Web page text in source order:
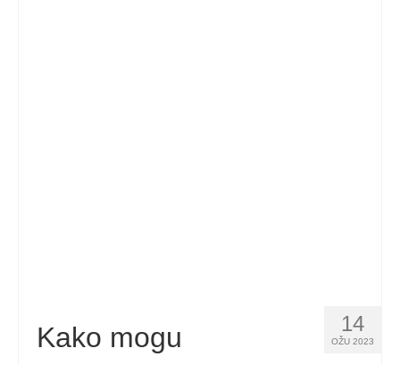
14
OŽU 2023
Kako mogu